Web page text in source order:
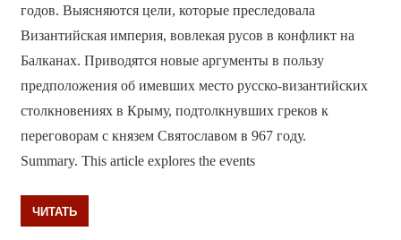
годов. Выясняются цели, которые преследовала
Византийская империя, вовлекая русов в конфликт на
Балканах. Приводятся новые аргументы в пользу
предположения об имевших место русско-византийских
столкновениях в Крыму, подтолкнувших греков к
переговорам с князем Святославом в 967 году.
Summary. This article explores the events
ЧИТАТЬ